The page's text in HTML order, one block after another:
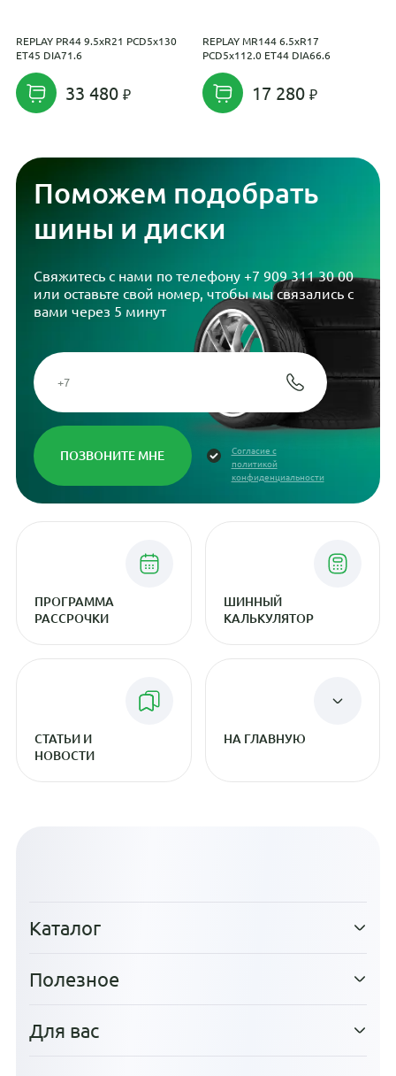
REPLAY PR44 9.5xR21 PCD5x130
ET45 DIA71.6
33 480
REPLAY MR144 6.5xR17
PCD5x112.0 ET44 DIA66.6
17 280
Поможем подобрать
шины и диски
Свяжитесь с нами по телефону +7 909 311 30 00
или оставьте свой номер, чтобы мы связались с
вами через 5 минут
Согласие с
политикой
конфиденциальности
ПРОГРАММА
РАССРОЧКИ
ШИННЫЙ
КАЛЬКУЛЯТОР
СТАТЬИ И
НОВОСТИ
НА ГЛАВНУЮ
Каталог
Полезное
Для вас